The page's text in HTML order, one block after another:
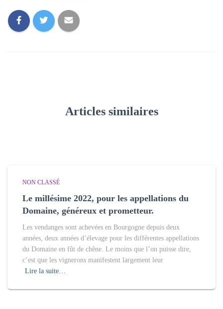
Articles similaires
NON CLASSÉ
Le millésime 2022, pour les appellations du
Domaine, généreux et prometteur.
Les vendanges sont achevées en Bourgogne depuis deux
années, deux années d’élevage pour les différentes appellations
du Domaine en fût de chêne. Le moins que l’on puisse dire,
c’est que les vignerons manifestent largement leur
Lire la suite…